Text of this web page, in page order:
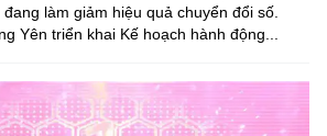
làm giảm hiệu quả chuyển đổi số.
Yên triển khai Kế hoạch hành động...